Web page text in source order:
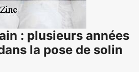
: plusieurs années
la pose de solin